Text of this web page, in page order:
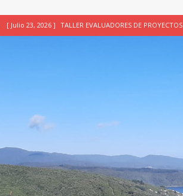
[ Julio 23, 2026 ] TALLER EVALUADORES DE PROYECTOS
[ Agosto 7, 2026 ]